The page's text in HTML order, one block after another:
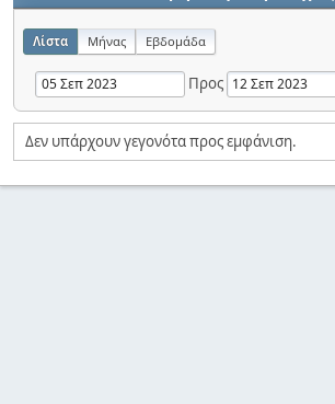
Λίστα Μήνας Εβδομάδα
Προς
Δεν υπάρχουν γεγονότα προς εμφάνιση.